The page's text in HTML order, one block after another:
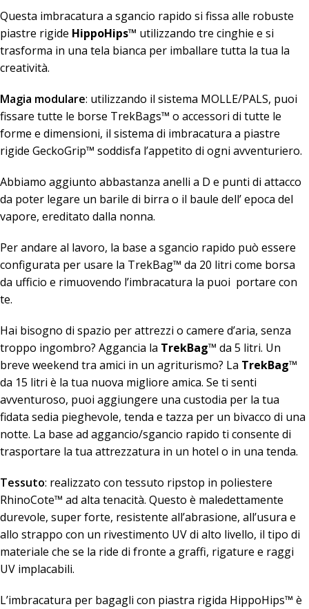
Questa imbracatura a sgancio rapido si fissa alle robuste
piastre rigide HippoHips™ utilizzando tre cinghie e si
trasforma in una tela bianca per imballare tutta la tua la
creatività.
Magia modulare: utilizzando il sistema MOLLE/PALS, puoi
fissare tutte le borse TrekBags™ o accessori di tutte le
forme e dimensioni, il sistema di imbracatura a piastre
rigide GeckoGrip™ soddisfa l’appetito di ogni avventuriero.
Abbiamo aggiunto abbastanza anelli a D e punti di attacco
da poter legare un barile di birra o il baule dell’ epoca del
vapore, ereditato dalla nonna.
Per andare al lavoro, la base a sgancio rapido può essere
configurata per usare la TrekBag™ da 20 litri come borsa
da ufficio e rimuovendo l’imbracatura la puoi portare con
te.
Hai bisogno di spazio per attrezzi o camere d’aria, senza
troppo ingombro? Aggancia la TrekBag™ da 5 litri. Un
breve weekend tra amici in un agriturismo? La TrekBag™
da 15 litri è la tua nuova migliore amica. Se ti senti
avventuroso, puoi aggiungere una custodia per la tua
fidata sedia pieghevole, tenda e tazza per un bivacco di una
notte. La base ad aggancio/sgancio rapido ti consente di
trasportare la tua attrezzatura in un hotel o in una tenda.
Tessuto: realizzato con tessuto ripstop in poliestere
RhinoCote™ ad alta tenacità. Questo è maledettamente
durevole, super forte, resistente all’abrasione, all’usura e
allo strappo con un rivestimento UV di alto livello, il tipo di
materiale che se la ride di fronte a graffi, rigature e raggi
UV implacabili.
L’imbracatura per bagagli con piastra rigida HippoHips™ è